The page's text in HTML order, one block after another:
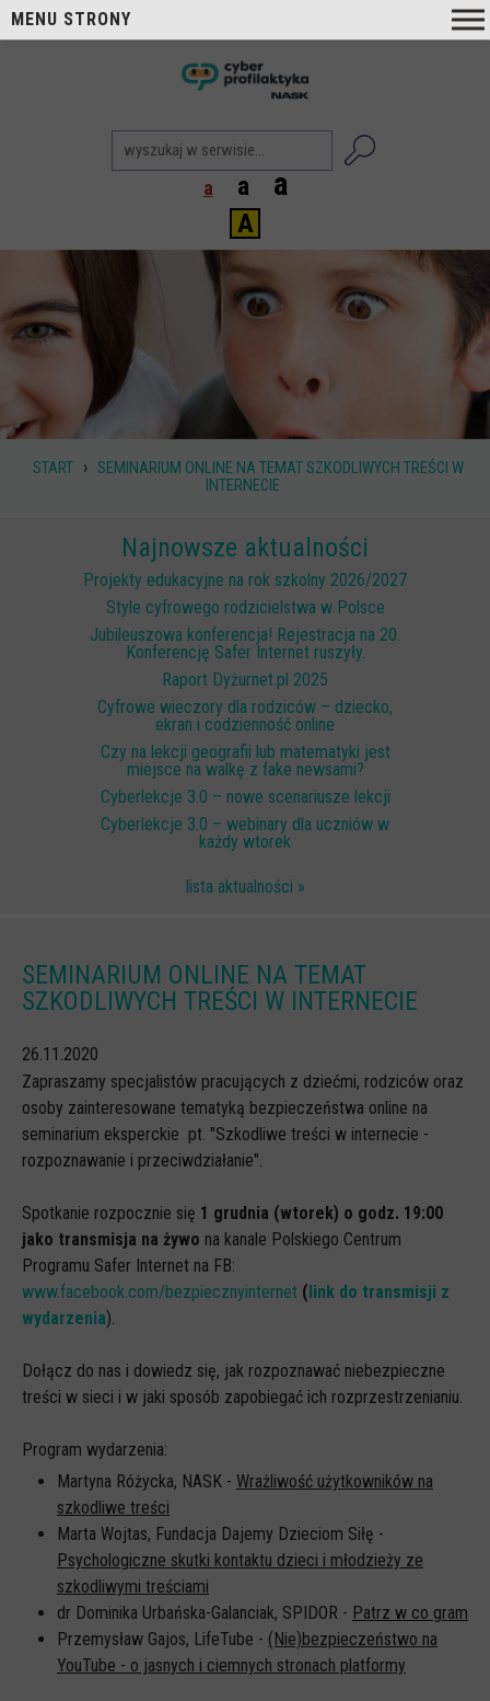
a a a
A
START › SEMINARIUM ONLINE NA TEMAT SZKODLIWYCH TREŚCI W
INTERNECIE
Najnowsze aktualności
Projekty edukacyjne na rok szkolny 2026/2027
Style cyfrowego rodzicielstwa w Polsce
Jubileuszowa konferencja! Rejestracja na 20.
Konferencję Safer Internet ruszyły.
Raport Dyżurnet.pl 2025
Cyfrowe wieczory dla rodziców – dziecko,
ekran i codzienność online
Czy na lekcji geografii lub matematyki jest
miejsce na walkę z fake newsami?
Cyberlekcje 3.0 – nowe scenariusze lekcji
Cyberlekcje 3.0 – webinary dla uczniów w
każdy wtorek
lista aktualności »
SEMINARIUM ONLINE NA TEMAT
SZKODLIWYCH TREŚCI W INTERNECIE
26.11.2020
Zapraszamy specjalistów pracujących z dziećmi, rodziców oraz
osoby zainteresowane tematyką bezpieczeństwa online na
seminarium eksperckie pt. "Szkodliwe treści w internecie -
rozpoznawanie i przeciwdziałanie".
Spotkanie rozpocznie się 1 grudnia (wtorek) o godz. 19:00
jako transmisja na żywo na kanale Polskiego Centrum
Programu Safer Internet na FB:
www.facebook.com/bezpiecznyinternet (link do transmisji z
wydarzenia).
Dołącz do nas i dowiedz się, jak rozpoznawać niebezpieczne
treści w sieci i w jaki sposób zapobiegać ich rozprzestrzenianiu.
Program wydarzenia:
Martyna Różycka, NASK - Wrażliwość użytkowników na
szkodliwe treści
Marta Wojtas, Fundacja Dajemy Dzieciom Siłę -
Psychologiczne skutki kontaktu dzieci i młodzieży ze
szkodliwymi treściami
dr Dominika Urbańska-Galanciak, SPIDOR - Patrz w co gram
Przemysław Gajos, LifeTube - (Nie)bezpieczeństwo na
YouTube - o jasnych i ciemnych stronach platformy
MENU STRONY
Cyberprofilaktyka NASK
Nasi Eksperci
Aktualności
Projekty
Aktualne
Zrealizowane
Biblioteka
Poradniki i publikacje
Dla nauczycieli
W sieci przyjaźni
(Nie)widzialne ślady online
Piosenka edukacyjna i teledysk
Cyberlekcje
Szkoła Sieci Społecznościowych
Plik i Folder
BEZPIECZNE WAKACJE 2022
RAZEM W SIECI
INFOGRAFIKI
SŁOWA Z SIECI NASZYCH DZIECI
Webinaria
Webinary CEDMO
Cykl webinarów - Gadanie o internecie
Cyfrowe wieczory dla rodziców
Cykl webinarów - marzec 2026
Multimedia
Kreskówki
Spoty
Audiobooki
Infografiki
Badania i raporty
Gry
Nasze gry